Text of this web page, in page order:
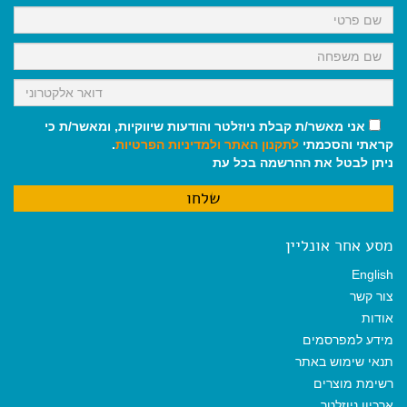
k
p
m
אני מאשר/ת קבלת ניוזלטר והודעות שיווקיות, ומאשר/ת כי
קראתי והסכמתי לתקנון האתר ולמדיניות הפרטיות.
ניתן לבטל את ההרשמה בכל עת
מסע אחר אונליין
English
צור קשר
אודות
מידע למפרסמים
תנאי שימוש באתר
רשימת מוצרים